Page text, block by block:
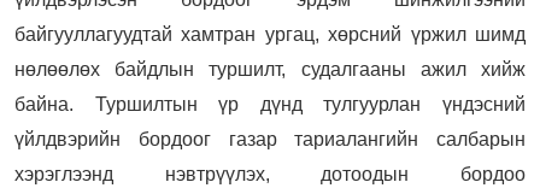
байгууллагуудтай хамтран ургац, хөрсний үржил шимд
нөлөөлөх байдлын туршилт, судалгааны ажил хийж
байна. Туршилтын үр дүнд тулгуурлан үндэсний
үйлдвэрийн бордоог газар тариалангийн салбарын
хэрэглээнд нэвтрүүлэх, дотоодын бордоо